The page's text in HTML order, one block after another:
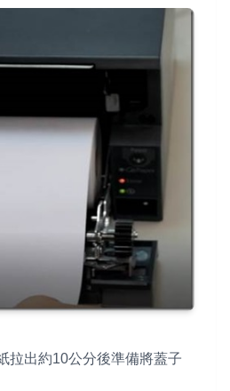
拉出約10公分後準備將蓋子